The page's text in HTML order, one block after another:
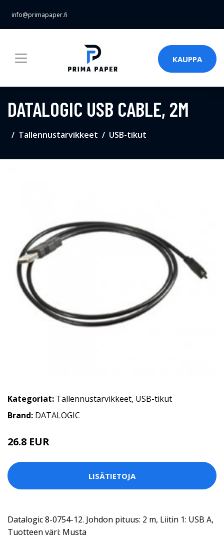
info@primapaper.fi
KAUPPA
DATALOGIC USB CABLE, 2M
Tallennustarvikkeet USB-tikut
Kategoriat: Tallennustarvikkeet, USB-tikut
Brand: DATALOGIC
26.8 EUR
LISÄTIETOJA
Datalogic 8-0754-12. Johdon pituus: 2 m, Liitin 1: USB A,
Tuotteen väri: Musta